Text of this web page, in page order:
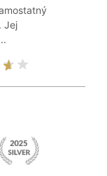
Jej